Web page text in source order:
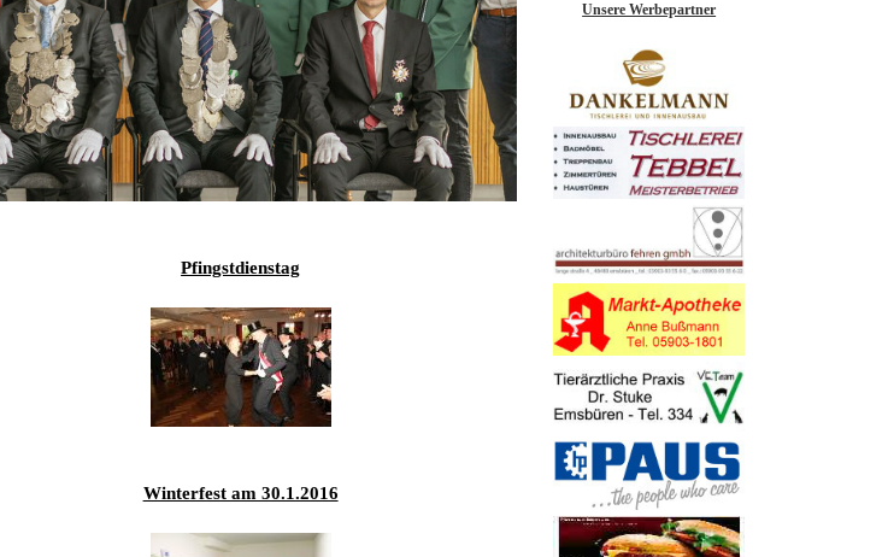
2020
2019
2018
2017
Pfingstdienstag
Winterfest am 30.1.2016
Unsere Werbepartner